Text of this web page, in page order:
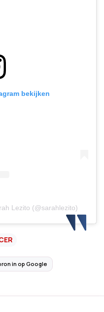
bekijken
Lezito (@sarahlezito)
in op Google